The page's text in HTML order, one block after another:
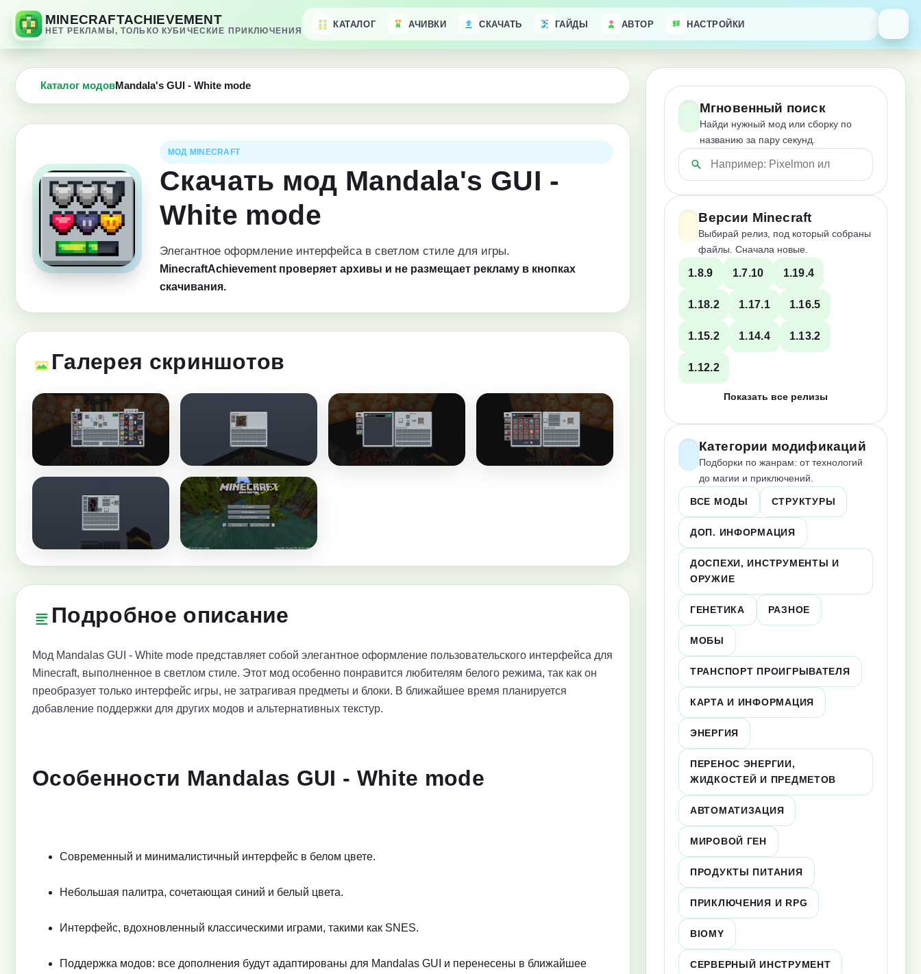
MINECRAFTACHIEVEMENT
НЕТ РЕКЛАМЫ, ТОЛЬКО КУБИЧЕСКИЕ ПРИКЛЮЧЕНИЯ
КАТАЛОГ АЧИВКИ СКАЧАТЬ ГАЙДЫ АВТОР НАСТРОЙКИ
Каталог модовMandala's GUI - White mode
МОД MINECRAFT
Скачать мод Mandala's GUI -
White mode
Элегантное оформление интерфейса в светлом стиле для игры.
MinecraftAchievement проверяет архивы и не размещает рекламу в кнопках
скачивания.
Галерея скриншотов
Подробное описание
Мод Mandalas GUI - White mode представляет собой элегантное оформление пользовательского интерфейса для
Minecraft, выполненное в светлом стиле. Этот мод особенно понравится любителям белого режима, так как он
преобразует только интерфейс игры, не затрагивая предметы и блоки. В ближайшее время планируется
добавление поддержки для других модов и альтернативных текстур.
Особенности Mandalas GUI - White mode
Современный и минималистичный интерфейс в белом цвете.
Небольшая палитра, сочетающая синий и белый цвета.
Интерфейс, вдохновленный классическими играми, такими как SNES.
Поддержка модов: все дополнения будут адаптированы для Mandalas GUI и перенесены в ближайшее
Мгновенный поиск
Найди нужный мод или сборку по
названию за пару секунд.
Версии Minecraft
Выбирай релиз, под который собраны
файлы. Сначала новые.
1.8.9 1.7.10 1.19.4
1.18.2 1.17.1 1.16.5
1.15.2 1.14.4 1.13.2
1.12.2
Показать все релизы
Категории модификаций
Подборки по жанрам: от технологий
до магии и приключений.
ВСЕ МОДЫ СТРУКТУРЫ
ДОП. ИНФОРМАЦИЯ
ДОСПЕХИ, ИНСТРУМЕНТЫ И
ОРУЖИЕ
ГЕНЕТИКА РАЗНОЕ
МОБЫ
ТРАНСПОРТ ПРОИГРЫВАТЕЛЯ
КАРТА И ИНФОРМАЦИЯ
ЭНЕРГИЯ
ПЕРЕНОС ЭНЕРГИИ,
ЖИДКОСТЕЙ И ПРЕДМЕТОВ
АВТОМАТИЗАЦИЯ
МИРОВОЙ ГЕН
ПРОДУКТЫ ПИТАНИЯ
ПРИКЛЮЧЕНИЯ И RPG
BIOMY
СЕРВЕРНЫЙ ИНСТРУМЕНТ